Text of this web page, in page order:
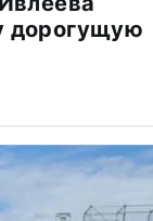
дорогущую